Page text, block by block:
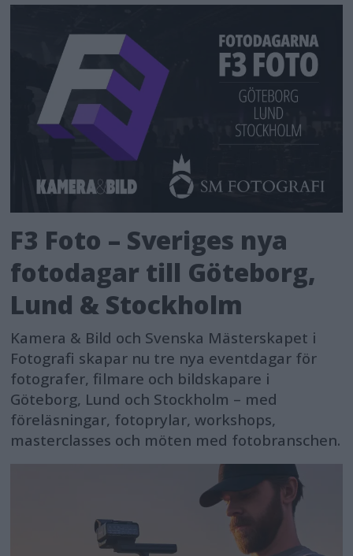
F3 Foto – Sveriges nya
fotodagar till Göteborg,
Lund & Stockholm
Kamera & Bild och Svenska Mästerskapet i
Fotografi skapar nu tre nya eventdagar för
fotografer, filmare och bildskapare i
Göteborg, Lund och Stockholm – med
föreläsningar, fotoprylar, workshops,
masterclasses och möten med fotobranschen.